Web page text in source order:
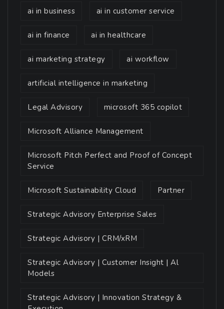
ai in business ai in customer service
ai in finance ai in healthcare
ai marketing strategy ai workflow
artificial intelligence in marketing
Legal Advisory microsoft 365 copilot
Microsoft Alliance Management
Microsoft Pitch Perfect and Proof of Concept
Service
Microsoft Sustainability Cloud Partner
Strategic Advisory Enterprise Sales
Strategic Advisory | CRM/xRM
Strategic Advisory | Customer Insight | Al
Models
Strategic Advisory | Innovation Strategy &